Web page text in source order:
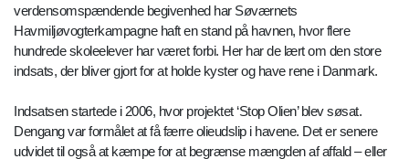
verdensomspændende begivenhed har Søværnets
Havmiljøvogterkampagne haft en stand på havnen, hvor flere
hundrede skoleelever har været forbi. Her har de lært om den store
indsats, der bliver gjort for at holde kyster og have rene i Danmark.
Indsatsen startede i 2006, hvor projektet ‘Stop Olien’ blev søsat.
Dengang var formålet at få færre olieudslip i havene. Det er senere
udvidet til også at kæmpe for at begrænse mængden af affald – eller